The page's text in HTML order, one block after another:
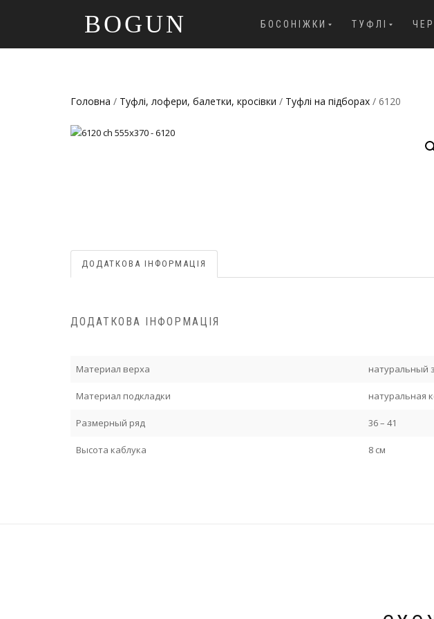
BOGUN БОСОНІЖКИ ТУФЛІ
Головна / Туфлі, лофери, балетки, кросівки / Туфлі на підборах / 6120
ДОДАТКОВА ІНФОРМАЦІЯ
ДОДАТКОВА ІНФОРМАЦІЯ
Материал верха натуральный
Материал подкладки натуральная
Размерный ряд 36 – 41
Высота каблука 8 см